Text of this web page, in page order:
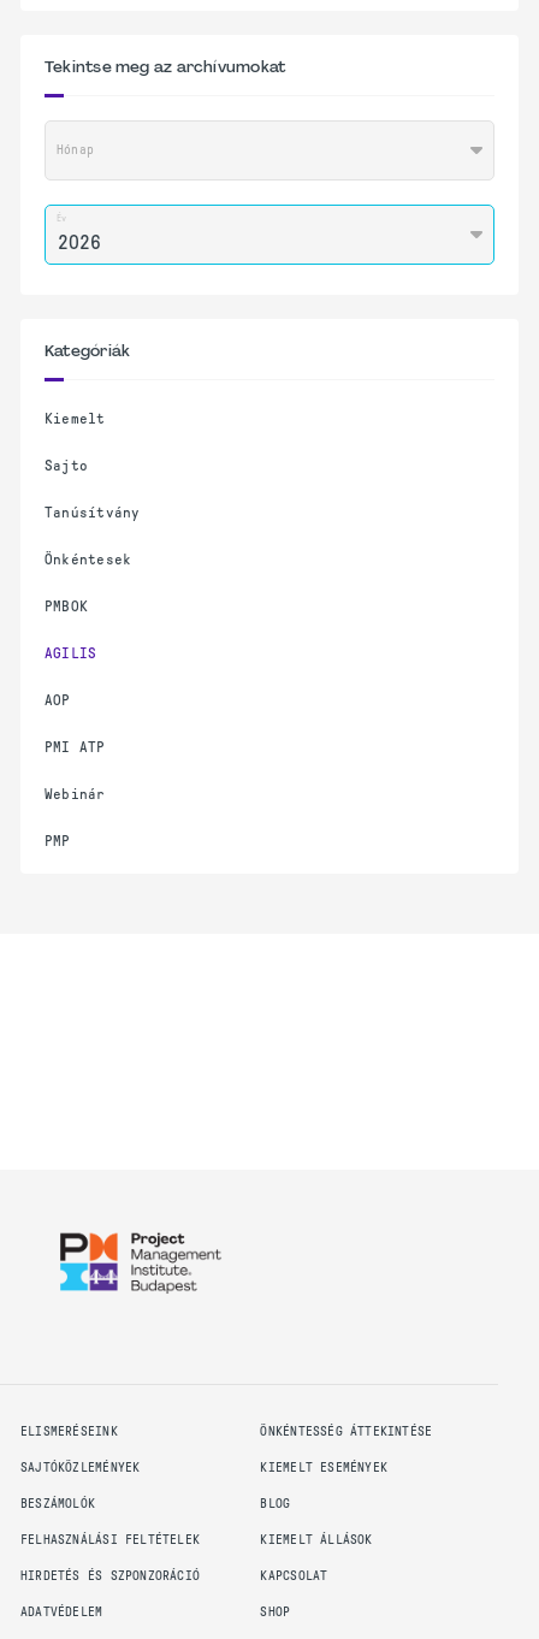
Kategóriák
Kiemelt
Sajto
Tanúsítvány
Önkéntesek
PMBOK
AGILIS
AOP
PMI ATP
Webinár
PMP
Tekintse meg az archívumokat
Hónap
Év
ELISMERÉSEINK
SAJTÓKÖZLEMÉNYEK
BESZÁMOLÓK
FELHASZNÁLÁSI FELTÉTELEK
HIRDETÉS ÉS SZPONZORÁCIÓ
ADATVÉDELEM
ÖNKÉNTESSÉG ÁTTEKINTÉSE
KIEMELT ESEMÉNYEK
BLOG
KIEMELT ÁLLÁSOK
KAPCSOLAT
SHOP